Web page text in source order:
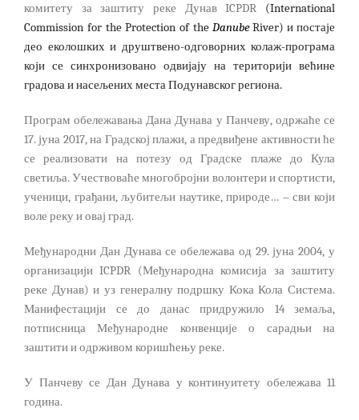
комитету за заштиту реке ДунавICPDR (International
Commission for the Protection of the Danube River)ипостаје
део еколошких и друштвено-одговорних колаж-програма
који се синхронизовано одвијају на територији већине
градова и насељених места Подунавског региона.
Програм обележавања Дана Дунава у Панчеву, одржаће се
17. јуна 2017, на Градској плажи, а предвиђене активности ће
се реализовати на потезу од Градске плаже до Кула
светиља. Учествоваће многобројни волонтери и спортисти,
ученици, грађани, љубитељи наутике, природе… – сви који
воле реку и овај град.
Међународни Дан Дунава се обележава од 29. јуна 2004, у
организацији ICPDR (Међународна комисија за заштиту
реке Дунав) и уз генералну подршку Кока Кола Система.
Манифестацији се до данас придружило 14 земаља,
потписница Међународне конвенције о сарадњи на
заштити и одрживом коришћењу реке.
У Панчеву се Дан Дунава у континуитету обележава 11
година.